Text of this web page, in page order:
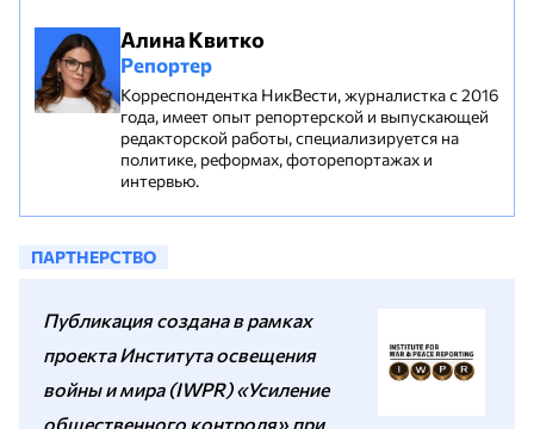
Алина Квитко
Репортер
Корреспондентка НикВести, журналистка с 2016
года, имеет опыт репортерской и выпускающей
редакторской работы, специализируется на
политике, реформах, фоторепортажах и
интервью.
ПАРТНЕРСТВО
Публикация создана в рамках
проекта Института освещения
войны и мира (IWPR) «Усиление
общественного контроля» при